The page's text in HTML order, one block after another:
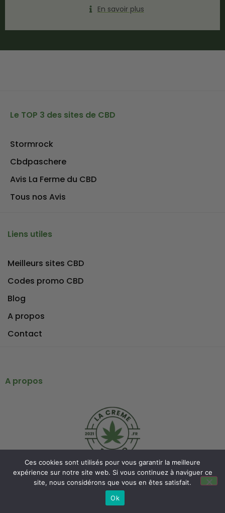
En savoir plus
A propos
La Crème du CBD est un guide indépendant fondé
Liens utiles
Meilleurs sites CBD
Codes promo CBD
Blog
A propos
Contact
Le TOP 3 des sites de CBD
Stormrock
Cbdpaschere
Avis La Ferme du CBD
Tous nos Avis
Ces cookies sont utilisés pour vous garantir la meilleure
expérience sur notre site web. Si vous continuez à naviguer ce
site, nous considérons que vous en êtes satisfait.
Ok